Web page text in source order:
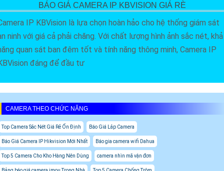
BÁO GIÁ CAMERA IP KBVISION GIÁ RÈ
IP KBVision là lựa chọn hoàn hảo cho hệ thống giám sát
ninh với giá cả phải chăng. Với chất lượng hình ảnh sắc nét, khả
quan sát ban đêm tốt và tính năng thông minh, Camera IP
đáng để đầu tư
CAMERA THEO CHỨC NĂNG
Top Camera Sắc Nét Giá Rẻ Ổn Định Báo Giá Lắp Camera
Báo Giá Camera IP Hikvision Mới Nhất Báo gia camera wifi Dahua
Top 5 Camera Cho Kho Hàng Nên Dùng camera nhìn mã vận đơn